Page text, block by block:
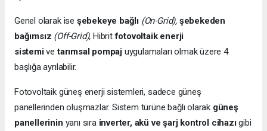
Genel olarak ise şebekeye bağlı (On-Grid), şebekeden
bağımsız (Off-Grid), Hibritfotovoltaik enerji
sistemivetarımsal pompaj uygulamaları olmak üzere 4
başlığa ayrılabilir.
Fotovoltaik güneş enerji sistemleri, sadece güneş
panellerinden oluşmazlar. Sistem türüne bağlı olarak güneş
panellerinin yanı sıra inverter, akü ve şarj kontrol cihazıgibi